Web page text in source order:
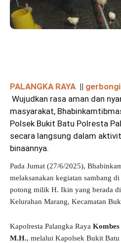
PALANGKA RAYA ||
Wujudkan rasa aman dan
masyarakat,
Polsek Bukit Batu Polresta
secara langsung dalam
binaannya.
Pada Jumat (27/6/2025),
melaksanakan kegiatan sambang
potong milik H. Ikin yang berada
Kelurahan Marang, Kecamatan
Kapolresta Palangka Raya
M.H., melalui Kapolsek Bukit Batu